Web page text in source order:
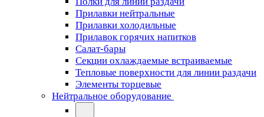
Прилавки нейтральные
Прилавки холодильные
Прилавок горячих напитков
Салат-бары
Секции охлаждаемые встраиваемые
Тепловые поверхности для линии раздачи
Элементы торцевые
Нейтральное оборудование